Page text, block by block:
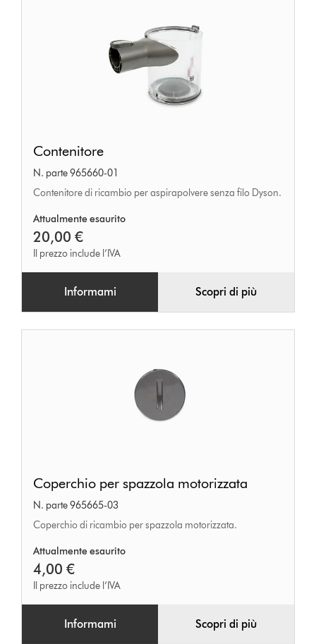
Contenitore
N. parte 965660-01
Contenitore di ricambio per aspirapolvere senza filo Dyson.
Attualmente esaurito
20,00 €
Il prezzo include l’IVA
Informami Scopri di più
per
spazzola
motorizzata
Coperchio per spazzola motorizzata
N. parte 965665-03
Coperchio di ricambio per spazzola motorizzata.
Attualmente esaurito
4,00 €
Il prezzo include l’IVA
Informami Scopri di più